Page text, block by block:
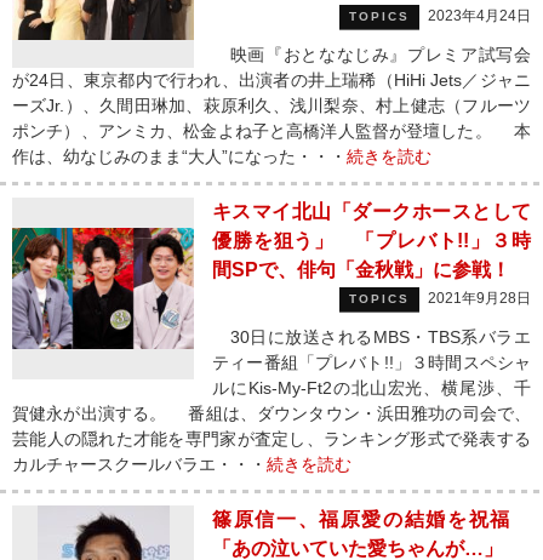
TOPICS 2023年4月24日
映画『おとななじみ』プレミア試写会
が24日、東京都内で行われ、出演者の井上瑞稀（HiHi Jets／ジャニ
ーズJr.）、久間田琳加、萩原利久、浅川梨奈、村上健志（フルーツ
ポンチ）、アンミカ、松金よね子と高橋洋人監督が登壇した。 本
作は、幼なじみのまま“大人”になった・・・ 続きを読む
キスマイ北山「ダークホースとして
優勝を狙う」 「プレバト!!」３時
間SPで、俳句「金秋戦」に参戦！
TOPICS 2021年9月28日
30日に放送されるMBS・TBS系バラエ
ティー番組「プレバト!!」３時間スペシャ
ルにKis-My-Ft2の北山宏光、横尾渉、千
賀健永が出演する。 番組は、ダウンタウン・浜田雅功の司会で、
芸能人の隠れた才能を専門家が査定し、ランキング形式で発表する
カルチャースクールバラエ・・・ 続きを読む
篠原信一、福原愛の結婚を祝福
「あの泣いていた愛ちゃんが…」